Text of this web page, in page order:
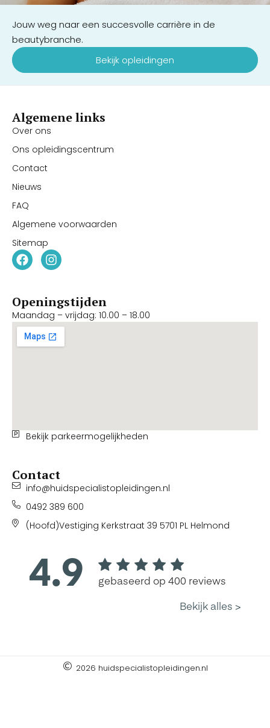
Jouw weg naar een succesvolle carrière in de
beautybranche.
Bekijk opleidingen
Algemene links
Over ons
Ons opleidingscentrum
Contact
Nieuws
FAQ
Algemene voorwaarden
Sitemap
Openingstijden
Maandag – vrijdag: 10.00 – 18.00
Bekijk parkeermogelijkheden
Contact
info@huidspecialistopleidingen.nl
0492 389 600
(Hoofd)Vestiging Kerkstraat 39 5701 PL Helmond
2026 huidspecialistopleidingen.nl